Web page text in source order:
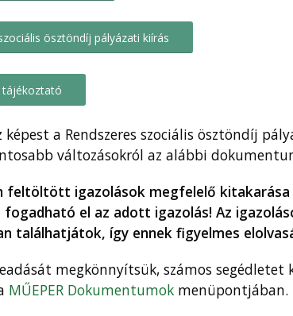
ösztöndíj pályázati kiírás
tájékoztató
a Rendszeres szociális ösztöndíj
változásokról az alábbi
feltöltött igazolások megfelelő
fogadható el az adott igazolás! Az
találhatjátok, így ennek figyelmes
megkönnyítsük, számos segédletet
MŰEPER Dokumentumok menüpontjában.